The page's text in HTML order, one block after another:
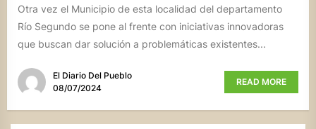
Otra vez el Municipio de esta localidad del departamento
Río Segundo se pone al frente con iniciativas innovadoras
que buscan dar solución a problemáticas existentes...
El Diario Del Pueblo
08/07/2024
READ MORE